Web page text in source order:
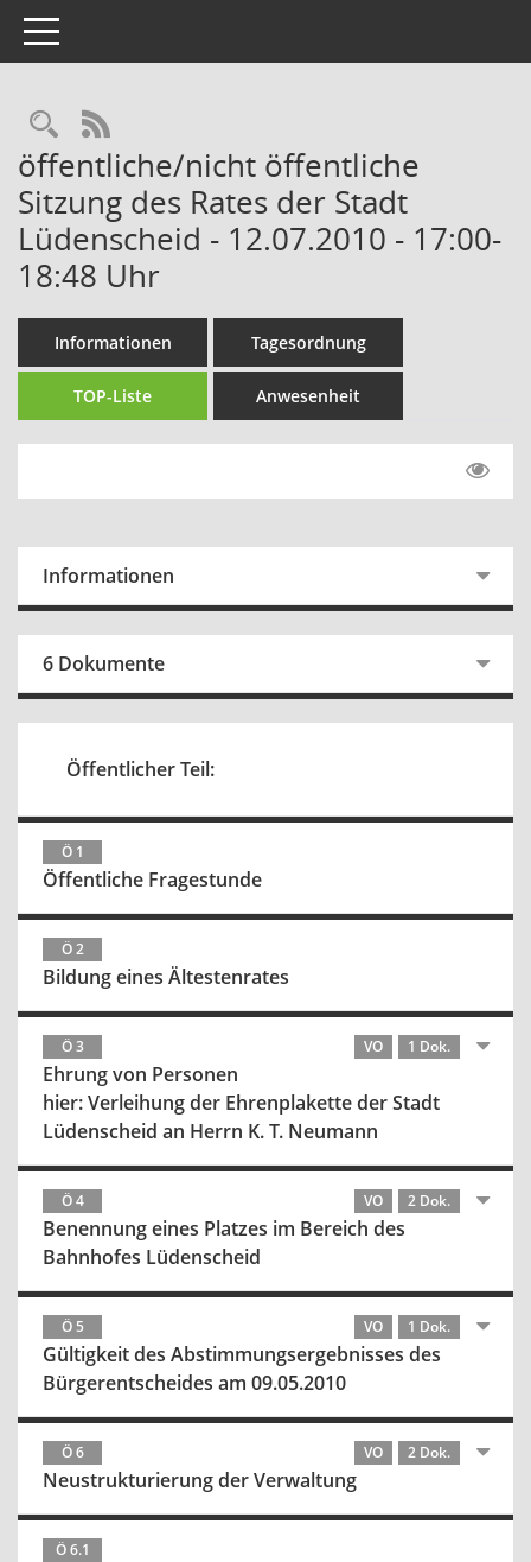
Toggle navigation
Rechercheauswahl
RSS-Feed
öffentliche/nicht öffentliche
Sitzung des Rates der Stadt
Lüdenscheid - 12.07.2010 - 17:00-
18:48 Uhr
Informationen Tagesordnung
TOP-Liste Anwesenheit
Informationen
6 Dokumente
Öffentlicher Teil:
Ö 1
Öffentliche Fragestunde
Ö 2
Bildung eines Ältestenrates
Ö 3 VO 1 Dok.
Ehrung von Personen
hier: Verleihung der Ehrenplakette der Stadt
Lüdenscheid an Herrn K. T. Neumann
Ö 4 VO 2 Dok.
Benennung eines Platzes im Bereich des
Bahnhofes Lüdenscheid
Ö 5 VO 1 Dok.
Gültigkeit des Abstimmungsergebnisses des
Bürgerentscheides am 09.05.2010
Ö 6 VO 2 Dok.
Neustrukturierung der Verwaltung
Ö 6.1